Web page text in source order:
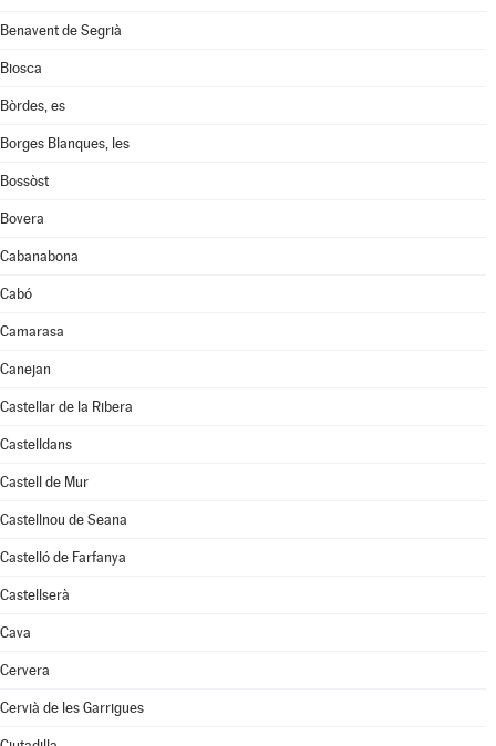
Benavent de Segrià
Biosca
Bòrdes, es
Borges Blanques, les
Bossòst
Bovera
Cabanabona
Cabó
Camarasa
Canejan
Castellar de la Ribera
Castelldans
Castell de Mur
Castellnou de Seana
Castelló de Farfanya
Castellserà
Cava
Cervera
Cervià de les Garrigues